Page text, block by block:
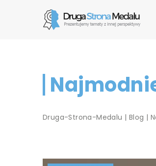
Druga-Strona-Medalu | Blog |